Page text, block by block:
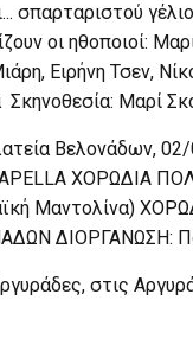
σπαρταριστού
οι ηθοποιοί:
Ειρήνη Τσεν,
Μαρί
Βελoνάδων,
ΧΟΡΩΔΙΑ
Μαντολίνα)
ΔΙΟΡΓΑΝΩΣΗ:
στις